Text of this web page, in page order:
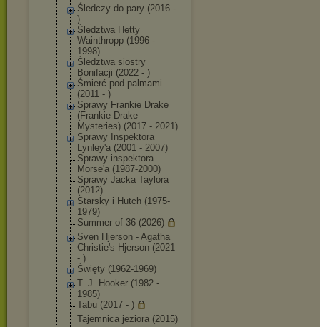
Śledczy do pary (2016 -
)
Śledztwa Hetty
Wainthropp (1996 -
1998)
Śledztwa siostry
Bonifacji (2022 - )
Śmierć pod palmami
(2011 - )
Sprawy Frankie Drake
(Frankie Drake
Mysteries) (2017 - 2021)
Sprawy Inspektora
Lynley'a (2001 - 2007)
Sprawy inspektora
Morse'a (1987-2000)
Sprawy Jacka Taylora
(2012)
Starsky i Hutch (1975-
1979)
Summer of 36 (2026)
Sven Hjerson - Agatha
Christie's Hjerson (2021
- )
Święty (1962-1969)
T. J. Hooker (1982 -
1985)
Tabu (2017 - )
Tajemnica jeziora (2015)